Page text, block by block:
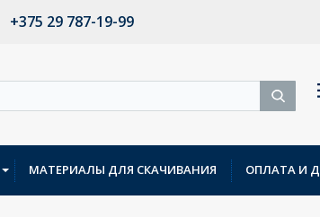
+375 29 787-19-99
МАТЕРИАЛЫ ДЛЯ СКАЧИВАНИЯ ОПЛАТА И